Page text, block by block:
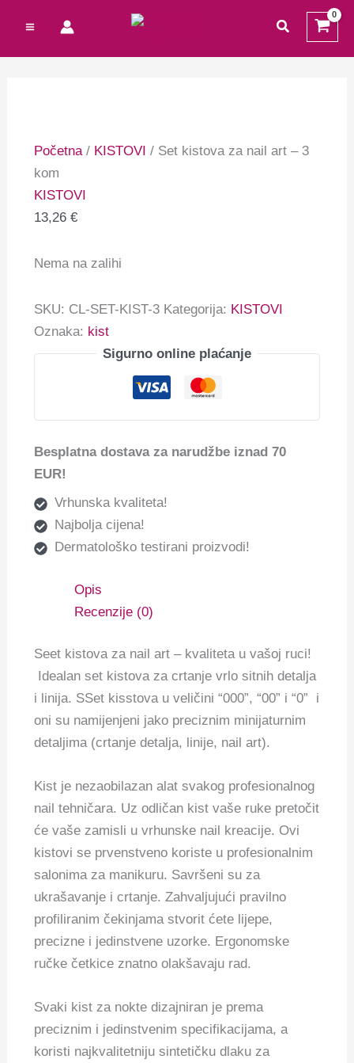
sadržaj
traži
Početna/ KISTOVI / Set kistova za nail art – 3
kom
KISTOVI
13,26€
Nema na zalihi
SKU: CL-SET-KIST-3 Kategorija: KISTOVI
Oznaka: kist
Sigurno online plaćanje
Besplatna dostava za narudžbe iznad 70
EUR!
Vrhunska kvaliteta!
Najbolja cijena!
Dermatološko testirani proizvodi!
Opis
Recenzije (0)
Seet kistova za nail art – kvaliteta u vašoj ruci!
Idealan set kistova za crtanje vrlo sitnih detalja
i linija. SSet kisstova u veličini “000”, “00” i “0” i
oni su namijenjeni jako preciznim minijaturnim
detaljima (crtanje detalja, linije, nail art).
Kist je nezaobilazan alat svakog profesionalnog
nail tehničara. Uz odličan kist vaše ruke pretočit
će vaše zamisli u vrhunske nail kreacije. Ovi
kistovi se prvenstveno koriste u profesionalnim
salonima za manikuru. Savršeni su za
ukrašavanje i crtanje.Zahvaljujući pravilno
profiliranim čekinjama stvorit ćete lijepe,
precizne i jedinstvene uzorke. Ergonomske
ručke četkice znatno olakšavaju rad.
Svaki kist za nokte dizajniran je prema
preciznim i jedinstvenim specifikacijama, a
koristi najkvalitetniju sintetičku dlaku za
Total: